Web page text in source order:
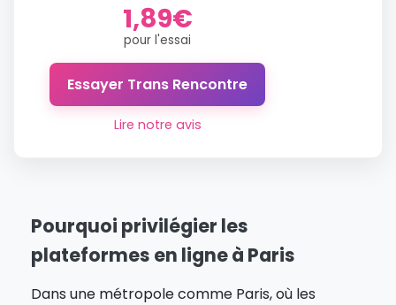
1,89€
pour l'essai
Essayer Trans Rencontre
Lire notre avis
Pourquoi privilégier les
plateformes en ligne à Paris
Dans une métropole comme Paris, où les